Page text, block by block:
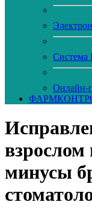
Система
Онлайн-
минусы